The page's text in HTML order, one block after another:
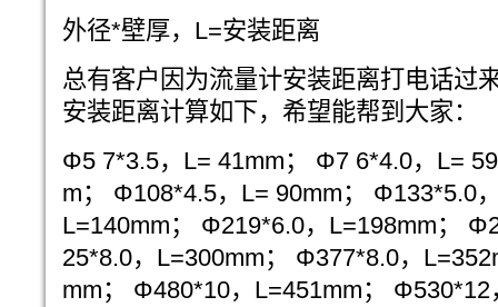
外径*壁厚，L=安装距离
总有客户因为流量计安装距离打电话过
安装距离计算如下，希望能帮到大家：
Φ5 7*3.5，L= 41mm； Φ7 6*4.0，L=
m； Φ108*4.5，L= 90mm； Φ133*5.0
L=140mm； Φ219*6.0，L=198mm；
25*8.0，L=300mm； Φ377*8.0，
mm； Φ480*10，L=451mm；